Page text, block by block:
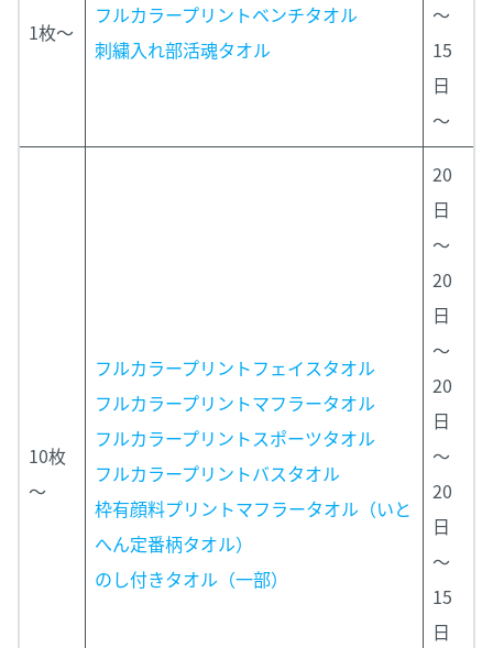
1枚～
フルカラープリントベンチタオル
刺繍入れ部活魂タオル
～
15
日
～
10枚
～
フルカラープリントフェイスタオル
フルカラープリントマフラータオル
フルカラープリントスポーツタオル
フルカラープリントバスタオル
枠有顔料プリントマフラータオル（いと
へん定番柄タオル）
のし付きタオル（一部）
20
日
～
20
日
～
20
日
～
20
日
～
15
日